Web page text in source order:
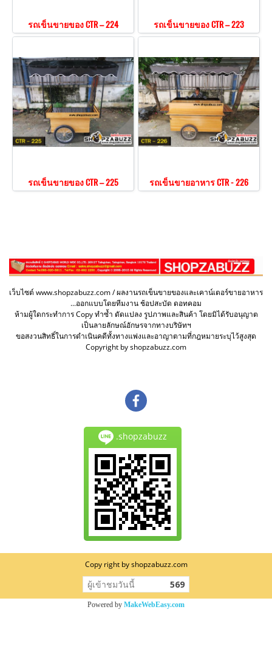
รถเข็นขายของ CTR – 224 รถเข็นขายของ CTR – 223
รถเข็นขายของ CTR – 225 รถเข็นขายอาหาร CTR - 226
เว็บไซต์ www.shopzabuzz.com / ผลงานรถเข็นขายของและเคาน์เตอร์ขายอาหาร
...ออกแบบโดยทีมงาน ช้อปสะบัด ดอทคอม
ห้ามผู้ใดกระทำการ Copy ทำซ้ำ ดัดแปลง รูปภาพและสินค้า โดยมิได้รับอนุญาต
เป็นลายลักษณ์อักษรจากทางบริษัทฯ
ขอสงวนสิทธิ์ในการดำเนินคดีทั้งทางแพ่งและอาญาตามที่กฎหมายระบุไว้สูงสุด
Copyright by shopzabuzz.com
.shopzabuzz
Copy right by shopzabuzz.com
ผู้เข้าชมวันนี้ 569
Powered by MakeWebEasy.com